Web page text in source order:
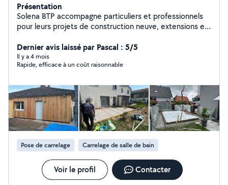
Présentation
Solena BTP accompagne particuliers et professionnels
pour leurs projets de construction neuve, extensions et
conforme aux DTU. Notre priorité : solidité, précision et
respect des délais. Construction neuve : Construction
de maisons individuelles Construction de garages
Planchers béton et dalles Maçonnerie générale :
Fondations et semelles filantes Murs en agglos, briques
ou béton armé Poteaux, chaînages, linteaux Seuils,
appuis de fenêtres ️Ouverture de mur porteur &
modification structurelle : Étude avec bureau d'étude
partenaire Pose IPN / HEA / HEB Création de baies
vitrées Renforcement structurel Démolition & curage :
Démolition de murs Dépose de structures maçonnées
Évacuation des gravats Terrassement : Décaissement
Création de fondations Préparation de plateforme
Dernier avis laissé par Pascal : 5/5
Il y a 4 mois
Rapide, efficace à un coût raisonnable
Pose de carrelage Carrelage de salle de bain
Voir le profil Contacter